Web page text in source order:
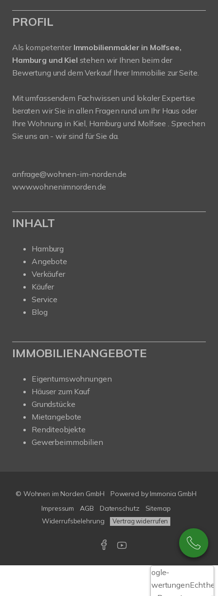
PROFIL
Als kompetenter Immobilienmakler in Molfsee,
Hamburg und Kiel stehen wir Ihnen beim der
Bewertung und dem Verkauf Ihrer Immobilie zur Seite.
Mit umfassendem Fachwissen und lokaler Expertise
beraten wir Sie in allen Fragen rund um Ihr Haus oder
Ihre Wohnung in Kiel, Hamburg und Molfsee . Sprechen
Sie uns an - wir sind für Sie da.
anfrage@wohnen-im-norden.de
www.wohnenimnorden.de
INHALT
Hamburg
Angebote
Verkäufer
Käufer
Service
Blog
IMMOBILIENANGEBOTE
Eigentumswohnungen
Häuser zum Kauf
Grundstücke
Mietangebote
Renditeobjekte
Gewerbeimmobilien
© Wohnen im Norden GmbH Powered by Immonia GmbH
Impressum
AGB Datenschutz
Sitemap
Widerrufsbelehrung
Vertrag widerrufen
Google-
Bewertungen